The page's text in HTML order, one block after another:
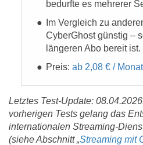
bedurfte es mehrerer
Im Vergleich zu
CyberGhost günstig –
längeren Abo bereit ist.
Preis:ab 2,08 € / Monat
Letztes Test-Update:
vorherigen Tests gelang das
internationalen Streaming-
(siehe Abschnitt„Streaming mit